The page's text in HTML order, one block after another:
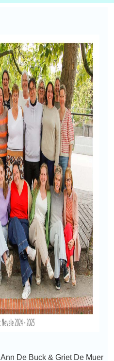
Ann De Buck & Griet De Muer